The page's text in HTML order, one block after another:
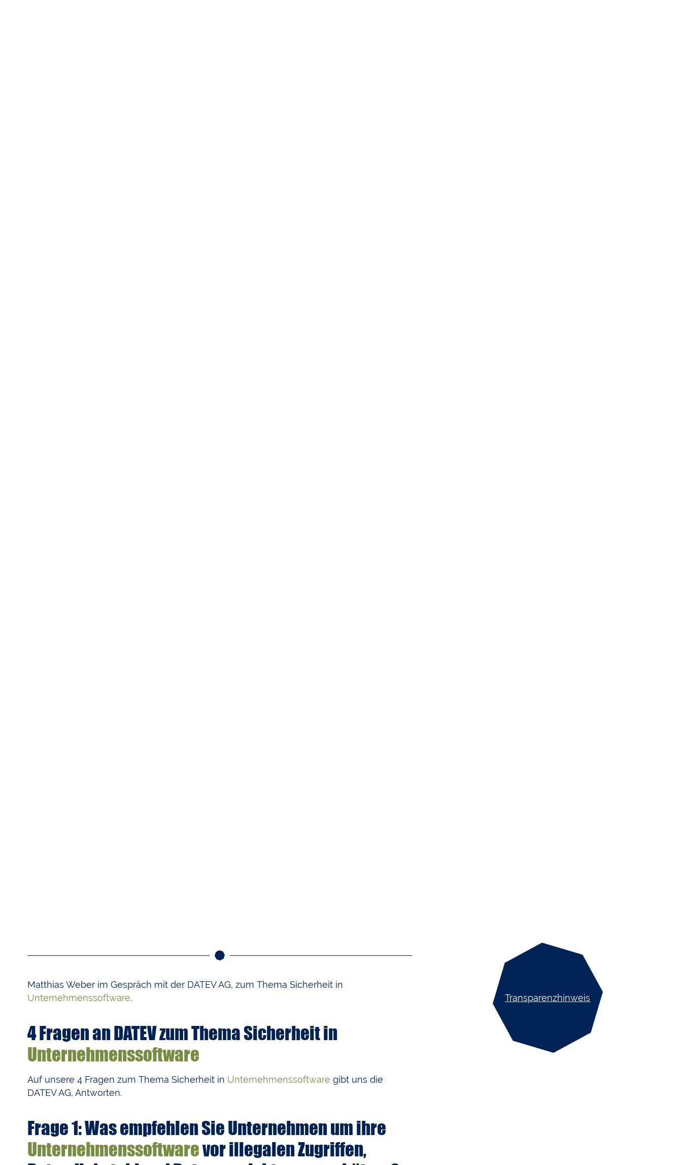
Matthias Weber im Gespräch mit der DATEV AG, zum Thema Sicherheit in
Unternehmenssoftware.
4 Fragen an DATEV zum Thema Sicherheit in
Unternehmenssoftware
Auf unsere 4 Fragen zum Thema Sicherheit in Unternehmenssoftware gibt uns die
DATEV AG, Antworten.
Frage 1:Was empfehlen Sie Unternehmen um ihre
Unternehmenssoftwarevor illegalen Zugriffen,
Transparenzhinweis